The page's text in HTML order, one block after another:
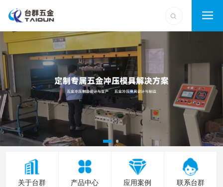
关于台群 产品中心 应用案例 联系台群